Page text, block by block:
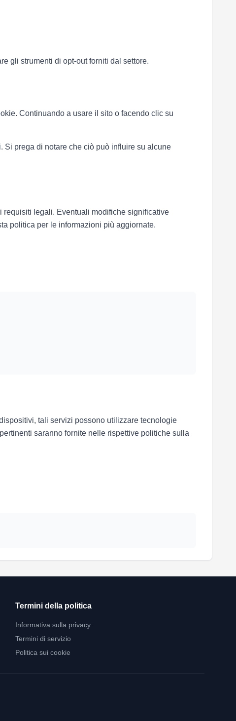
gli strumenti di opt-out forniti dal settore.
Continuando a usare il sito o facendo clic su
prega di notare che ciò può influire su alcune
requisiti legali. Eventuali modifiche significative
politica per le informazioni più aggiornate.
tali servizi possono utilizzare tecnologie
saranno fornite nelle rispettive politiche sulla
Termini della politica
Informativa sulla privacy
Termini di servizio
Politica sui cookie